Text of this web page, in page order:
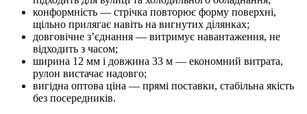
конформність — стрічка повторює форму поверхні,
щільно прилягає навіть на вигнутих ділянках;
довговічне з’єднання — витримує навантаження, не
відходить з часом;
ширина 12 мм і довжина 33 м — економний витрата,
рулон вистачає надовго;
вигідна оптова ціна — прямі поставки, стабільна якість
без посередників.